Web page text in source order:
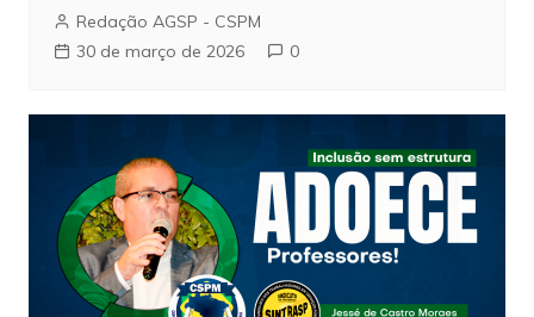
Redação AGSP - CSPM
30 de março de 2026
0